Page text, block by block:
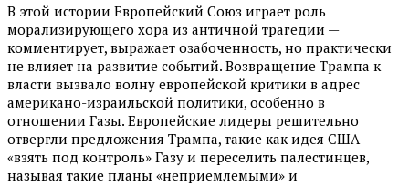
В этой истории Европейский Союз играет роль
морализирующего хора из античной трагедии —
комментирует, выражает озабоченность, но практически
не влияет на развитие событий. Возвращение Трампа к
власти вызвало волну европейской критики в адрес
американо-израильской политики, особенно в
отношении Газы. Европейские лидеры решительно
отвергли предложения Трампа, такие как идея США
«взять под контроль» Газу и переселить палестинцев,
называя такие планы «неприемлемыми» и